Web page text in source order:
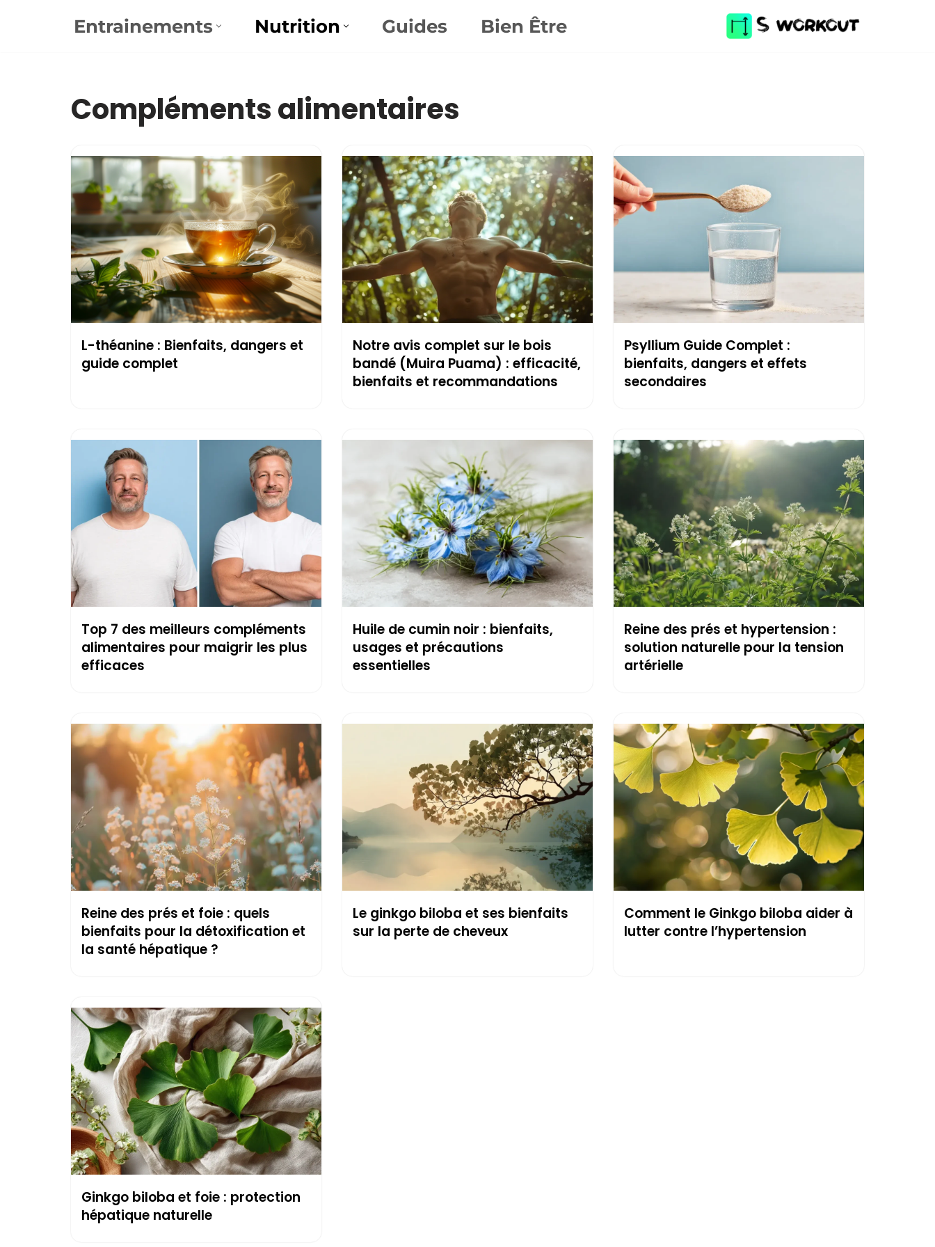
Entrainements Nutrition Guides Bien Être
Compléments alimentaires
L-théanine : Bienfaits, dangers et
guide complet
Notre avis complet sur le bois
bandé (Muira Puama) : efficacité,
bienfaits et recommandations
Psyllium Guide Complet :
bienfaits, dangers et effets
secondaires
Top 7 des meilleurs compléments
alimentaires pour maigrir les plus
efficaces
Huile de cumin noir : bienfaits,
usages et précautions
essentielles
Reine des prés et hypertension :
solution naturelle pour la tension
artérielle
Reine des prés et foie : quels
bienfaits pour la détoxification et
la santé hépatique ?
Le ginkgo biloba et ses bienfaits
sur la perte de cheveux
Comment le Ginkgo biloba aider à
lutter contre l’hypertension
Ginkgo biloba et foie : protection
hépatique naturelle